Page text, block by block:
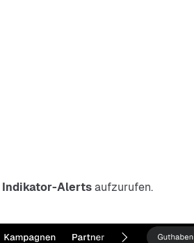
Indikator-Alerts aufzurufen.